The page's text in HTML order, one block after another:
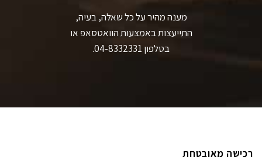
מענה מהיר על כל שאלה, בעיה,
התייעצות באמצעות הוואטסאפ או
בטלפון 04-8332331.
רכישה מאובטחת